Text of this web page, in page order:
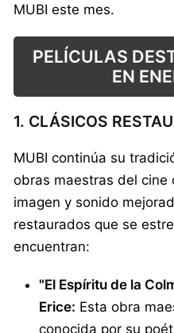
MUBI este mes.
PELÍCULAS
EN
1. CLÁSICOS
MUBI continúa su
obras maestras del cine
imagen y sonido
restaurados que se
encuentran:
"El Espíritu de la
Erice: Esta obra
conocida por su